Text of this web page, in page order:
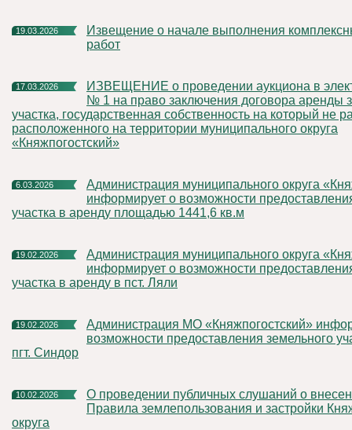
19.03.2026
Извещение о начале выполнения комплексных кадастровых
работ
17.03.2026
ИЗВЕЩЕНИЕ о проведении аукциона в электронной форме
№ 1 на право заключения договора аренды
участка, государственная собственность на который не
расположенного на территории муниципального округа
«Княжпогостский»
6.03.2026
Администрация муниципального округа «Княжпогостский»
информирует о возможности
участка в аренду площадью 1441,6 кв.м
19.02.2026
Администрация муниципального округа «Княжпогостский»
информирует о возможности
участка в аренду в пст. Ляли
19.02.2026
Администрация МО «Княжпогостский» информирует о
возможности предоставления земельного
пгт. Синдор
10.02.2026
О проведении публичных слушаний о внесении изменений в
Правила землепользования и застройки
округа